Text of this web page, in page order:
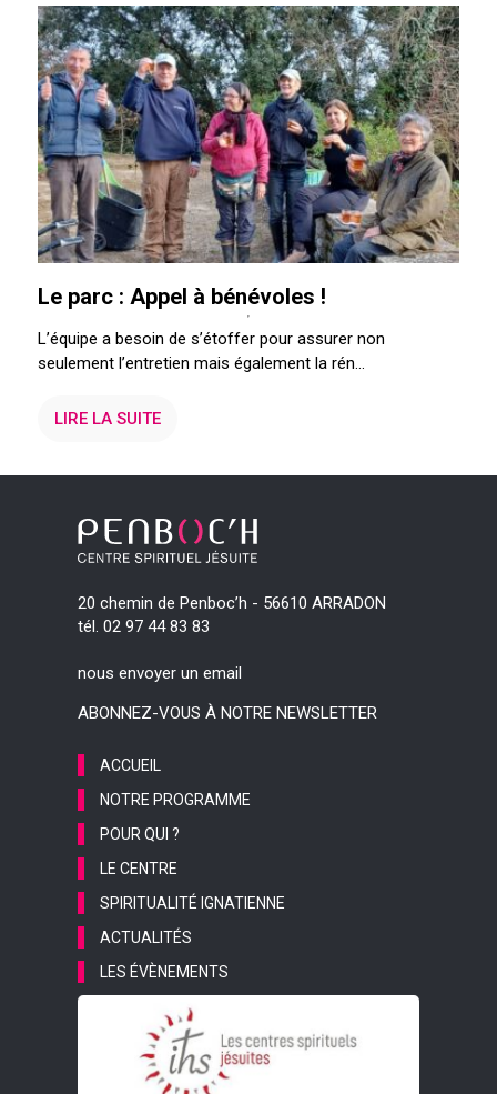
Le parc : Appel à bénévoles !
L’équipe a besoin de s’étoffer pour assurer non
seulement l’entretien mais également la rén...
LIRE LA SUITE
20 chemin de Penboc’h - 56610 ARRADON
tél. 02 97 44 83 83
nous envoyer un email
ABONNEZ-VOUS À NOTRE NEWSLETTER
ACCUEIL
NOTRE PROGRAMME
POUR QUI ?
LE CENTRE
SPIRITUALITÉ IGNATIENNE
ACTUALITÉS
LES ÉVÈNEMENTS